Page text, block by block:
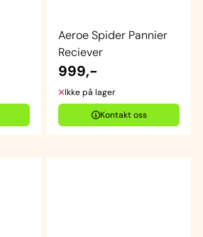
Aeroe Spider Pannier
Reciever
999,-
Ikke på lager
Kontakt oss